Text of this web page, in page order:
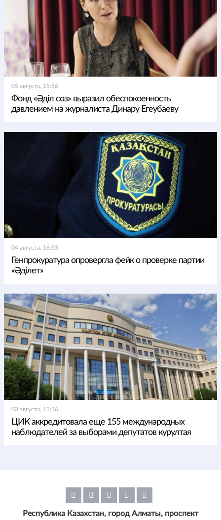
05 августа, 15:56
Фонд «Әділ сөз» выразил обеспокоенность
давлением на журналиста Динару Егеубаеву
04 августа, 16:53
Генпрокуратура опровергла фейк о проверке партии
«Әділет»
03 августа, 13:36
ЦИК аккредитовала еще 155 международных
наблюдателей за выборами депутатов курултая
Республика Казахстан, город Алматы, проспект